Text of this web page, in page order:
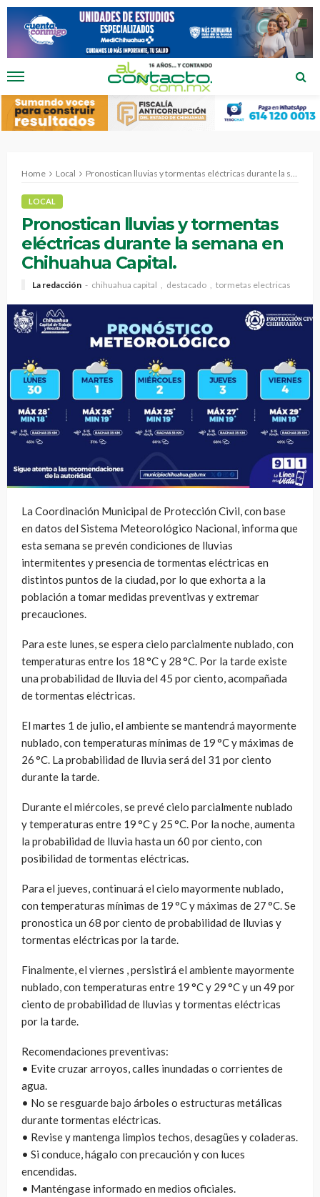
Home Local Pronostican lluvias y tormentas eléctricas durante la semana en Chihuahua Capital.
LOCAL
Pronostican lluvias y tormentas
eléctricas durante la semana en
Chihuahua Capital.
La redacción chihuahua capital destacado tormetas electricas
La Coordinación Municipal de Protección Civil, con base
en datos del Sistema Meteorológico Nacional, informa que
esta semana se prevén condiciones de lluvias
intermitentes y presencia de tormentas eléctricas en
distintos puntos de la ciudad, por lo que exhorta a la
población a tomar medidas preventivas y extremar
precauciones.
Para este lunes, se espera cielo parcialmente nublado, con
temperaturas entre los 18 °C y 28 °C. Por la tarde existe
una probabilidad de lluvia del 45 por ciento, acompañada
de tormentas eléctricas.
El martes 1 de julio, el ambiente se mantendrá mayormente
nublado, con temperaturas mínimas de 19 °C y máximas de
26 °C. La probabilidad de lluvia será del 31 por ciento
durante la tarde.
Durante el miércoles, se prevé cielo parcialmente nublado
y temperaturas entre 19 °C y 25 °C. Por la noche, aumenta
la probabilidad de lluvia hasta un 60 por ciento, con
posibilidad de tormentas eléctricas.
Para el jueves, continuará el cielo mayormente nublado,
con temperaturas mínimas de 19 °C y máximas de 27 °C. Se
pronostica un 68 por ciento de probabilidad de lluvias y
tormentas eléctricas por la tarde.
Finalmente, el viernes , persistirá el ambiente mayormente
nublado, con temperaturas entre 19 °C y 29 °C y un 49 por
ciento de probabilidad de lluvias y tormentas eléctricas
por la tarde.
Recomendaciones preventivas:
• Evite cruzar arroyos, calles inundadas o corrientes de
agua.
• No se resguarde bajo árboles o estructuras metálicas
durante tormentas eléctricas.
• Revise y mantenga limpios techos, desagües y coladeras.
• Si conduce, hágalo con precaución y con luces
encendidas.
• Manténgase informado en medios oficiales.